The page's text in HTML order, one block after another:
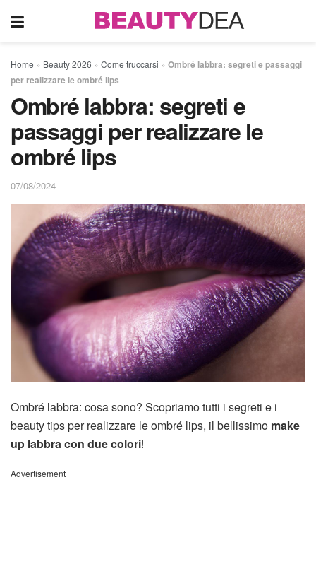
Home » Beauty 2026 » Come truccarsi » Ombré labbra: segreti e passaggi
per realizzare le ombré lips
Ombré labbra: segreti e
passaggi per realizzare le
ombré lips
07/08/2024
Ombré labbra: cosa sono? Scopriamo tutti i segreti e i
beauty tips per realizzare le ombré lips, il bellissimo make
up labbra con due colori!
Advertisement